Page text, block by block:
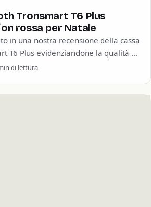
Tronsmart T6 Plus
rossa per Natale
in una nostra recensione della cassa
T6 Plus evidenziandone la qualità e
durata della…
di lettura